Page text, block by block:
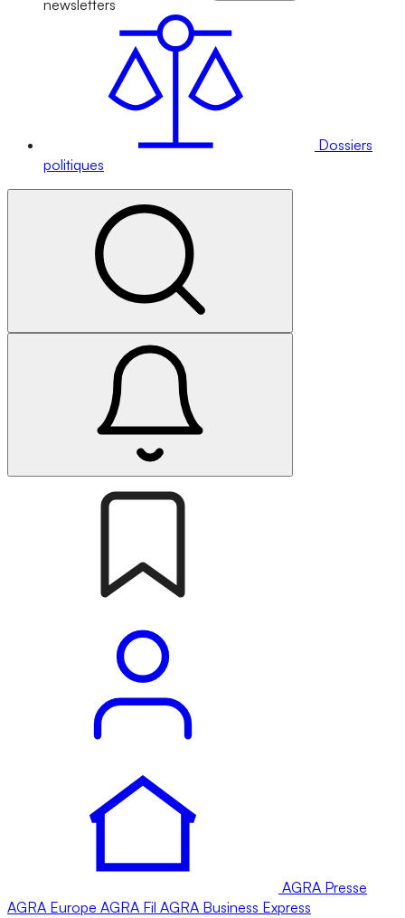
newsletters
Dossiers
politiques
AGRA Presse
AGRA Europe AGRA Fil AGRA Business Express